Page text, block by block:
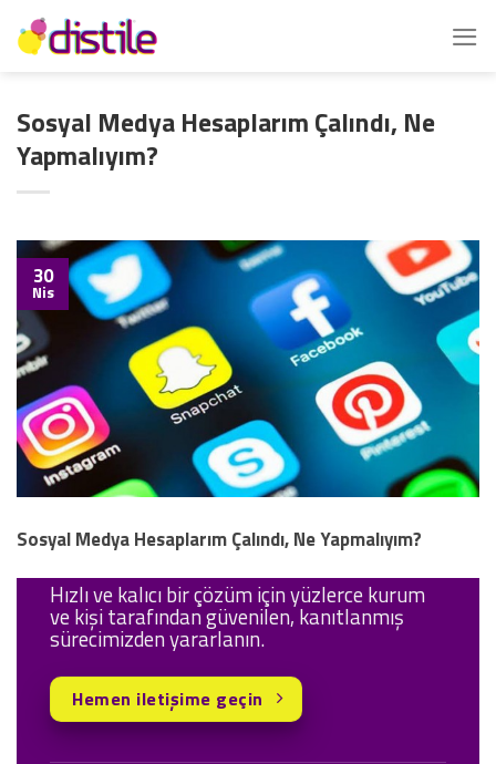
İçeriğe
atla
Sosyal Medya Hesaplarım Çalındı, Ne
Yapmalıyım?
30
Nis
Sosyal Medya Hesaplarım Çalındı, Ne Yapmalıyım?
Hızlı ve kalıcı bir çözüm için yüzlerce kurum
ve kişi tarafından güvenilen, kanıtlanmış
sürecimizden yararlanın.
Hemen iletişime geçin